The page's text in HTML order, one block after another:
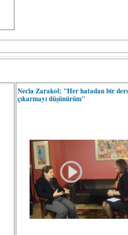
Necla Zarakol; "Her hatadan bir
çıkarmayı düşünürüm"